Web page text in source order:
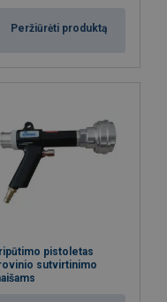
Peržiūrėti produktą
pistoletas
sutvirtinimo